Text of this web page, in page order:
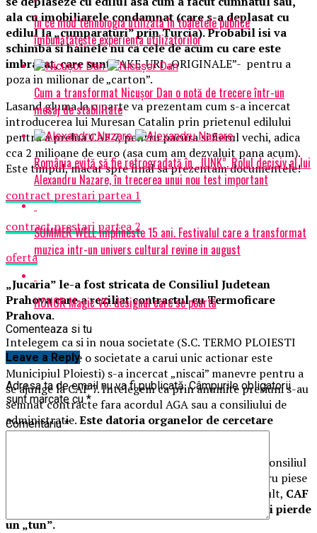
ala cu imobiliarele condamnat (care s-a deplasat cu
edilul la „cumparaturi” prin Turcia). Probabil isi va
schimba si hainele nu ca cele de acum cu care este
imbracat, care suntFAKE-URI „ORIGINALE”- pentru a
poza in milionar de „carton”.
Lasand gluma la o parte va prezentam cum s-a incercat
introducerea lui Muresan Catalin prin prietenul edilului
pentru a prelua CAF 7, pentru pacura si fierul vechi, adica
cca 2 milioane de euro (asa cum am dezvaluit pana acum).
Este timpul, macar spre final sa prezentam documentele!
contract prestari partea 1
contract prestari partea 2
oferta
„Jucaria” le-a fost stricata de Consiliul Judetean
Prahova care a reziliat contractul cu Termoficare
Prahova.
Intelegem ca si in noua societate (S.C. TERMO PLOIESTI
S.R.L. care este o societate a carui unic actionar este
Municipiul Ploiesti) s-a incercat „niscai” manevre pentru a
se ajunge la CAF 7. Intelegem ca prin anumite presiuni s-au
semnat contracte fara acordul AGA sau a consiliului de
administratie.Este datoria organelor de cercetare
penala sa verifice aceste aspecte.
Chiar daca edilul a solicitat cu disperare ca cei din Consiliul
Judetean Prahova sa ii predea CAF 7, chipurile pentru piese
de schimb (sanchi!), acesta NU a fost predat. Mai mult, CAF
1 si CAF 7 vor fi scoase la licitatie asa ca …se mai pierde
un „tun”.
În ce mod tehnologia utilizată în toaletele publice
îmbunătățește experiența utilizatorilor
Cum a transformat Nicușor Dan o notă de trecere într-un
mesaj de stabilitate
România evită să fie retrogradată în „JUNK”. Rolul decisiv al lui
Alexandru Nazare, în trecerea unui nou test important
SUMMER WELL implineste 15 ani. Festivalul care a transformat
muzica intr-un univers cultural revine in august
HONOR Magic V6: designul care se poartă
Comenteaza si tu
Leave a Reply
Adresa ta de email nu va fi publicată. Câmpurile obligatorii
sunt marcate cu *
Comentariu*